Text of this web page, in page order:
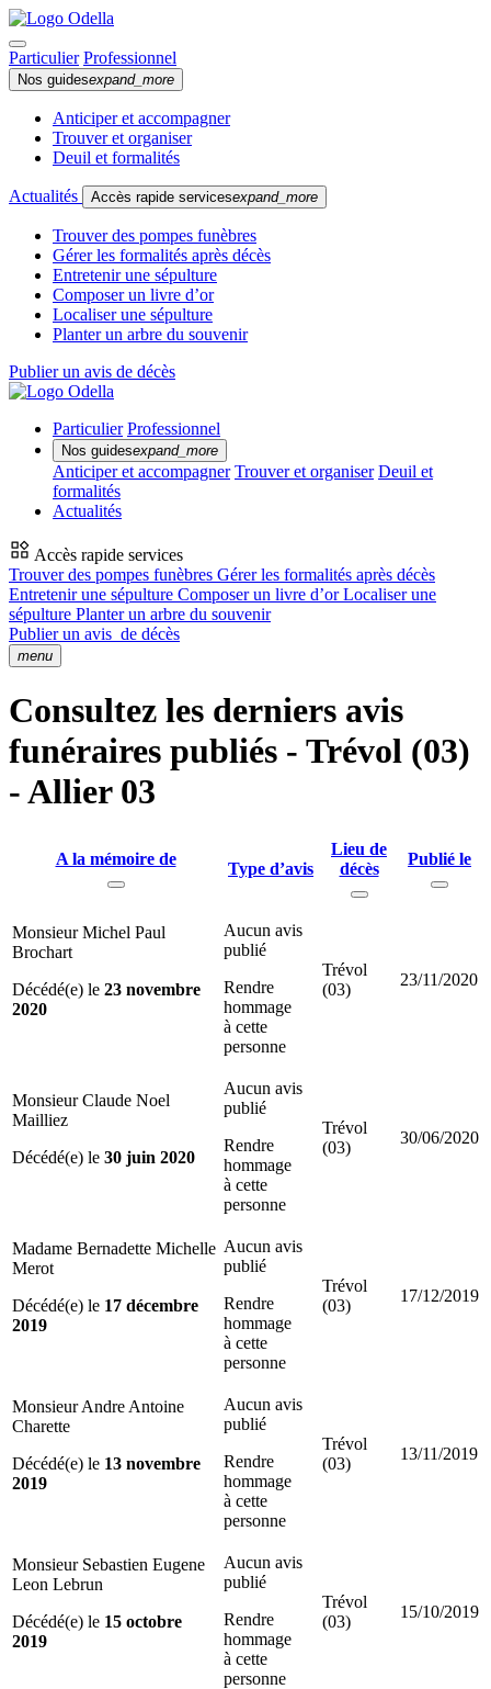
Particulier Professionnel
Nos guidesexpand_more
Anticiper et accompagner
Trouver et organiser
Deuil et formalités
Actualités Accès rapide servicesexpand_more
Trouver des pompes funèbres
Gérer les formalités après décès
Entretenir une sépulture
Composer un livre d’or
Localiser une sépulture
Planter un arbre du souvenir
Publier un avis de décès
Particulier Professionnel
Nos guidesexpand_more
Anticiper et accompagner Trouver et organiser Deuil et
formalités
Actualités
Accès rapide services
Trouver des pompes funèbres Gérer les formalités après décès
Entretenir une sépulture Composer un livre d’orLocaliser une
sépulture Planter un arbre du souvenir
Publier un avis de décès
menu
Consultez les derniers avis
funéraires publiés - Trévol (03)
- Allier 03
A la mémoire de
Type d’avis
Lieu de
décès
Publié le
Monsieur Michel Paul
Brochart
Décédé(e) le 23 novembre
2020
Aucun avis
publié
Rendre
hommage
à cette
personne
Trévol
(03)
23/11/2020
Monsieur Claude Noel
Mailliez
Décédé(e) le 30 juin 2020
Aucun avis
publié
Rendre
hommage
à cette
personne
Trévol
(03)
30/06/2020
Madame Bernadette Michelle
Merot
Décédé(e) le 17 décembre
2019
Aucun avis
publié
Rendre
hommage
à cette
personne
Trévol
(03)
17/12/2019
Monsieur Andre Antoine
Charette
Décédé(e) le 13 novembre
2019
Aucun avis
publié
Rendre
hommage
à cette
personne
Trévol
(03)
13/11/2019
Monsieur Sebastien Eugene
Leon Lebrun
Décédé(e) le 15 octobre
2019
Aucun avis
publié
Rendre
hommage
à cette
personne
Trévol
(03)
15/10/2019